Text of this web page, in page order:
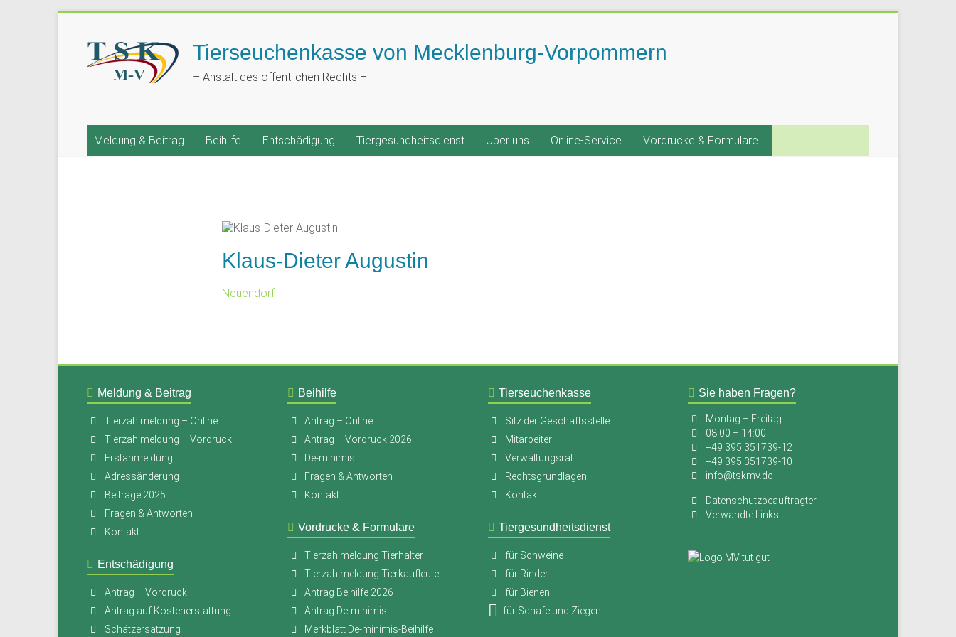
Tierseuchenkasse von Mecklenburg-Vorpommern
– Anstalt des öffentlichen Rechts –
Meldung & Beitrag Beihilfe Entschädigung Tiergesundheitsdienst Über uns Online-Service Vordrucke & Formulare
Klaus-Dieter Augustin
Neuendorf
Meldung & Beitrag
Tierzahlmeldung – Online
Tierzahlmeldung – Vordruck
Erstanmeldung
Adressänderung
Beiträge 2025
Fragen & Antworten
Kontakt
Entschädigung
Antrag – Vordruck
Antrag auf Kostenerstattung
Schätzersatzung
Beihilfe
Antrag – Online
Antrag – Vordruck 2026
De-minimis
Fragen & Antworten
Kontakt
Vordrucke & Formulare
Tierzahlmeldung Tierhalter
Tierzahlmeldung Tierkaufleute
Antrag Beihilfe 2026
Antrag De-minimis
Merkblatt De-minimis-Beihilfe
Tierseuchenkasse
Sitz der Geschäftsstelle
Mitarbeiter
Verwaltungsrat
Rechtsgrundlagen
Kontakt
Tiergesundheitsdienst
für Schweine
für Rinder
für Bienen
für Schafe und Ziegen
Sie haben Fragen?
Montag – Freitag
08:00 – 14:00
+49 395 351739-12
+49 395 351739-10
info@tskmv.de
Datenschutzbeauftragter
Verwandte Links